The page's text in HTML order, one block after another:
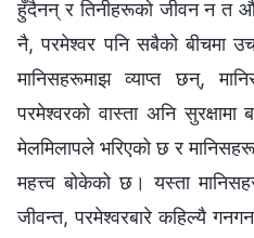
हुँदैनन् र तिनीहरूको जीवन न
नै, परमेश्‍वर पनि सबैको बीचमा
मानिसहरूमाझ व्याप्त छन्,
परमेश्‍वरको वास्ता अनि सुरक्षामा
मेलमिलापले भरिएको छ र
महत्त्व बोकेको छ। यस्ता
जीवन्त, परमेश्‍वरबारे कहिल्यै